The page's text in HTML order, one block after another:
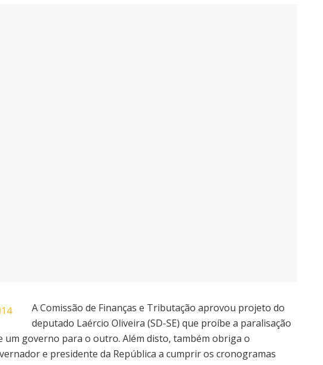
A Comissão de Finanças e Tributação aprovou projeto do
deputado Laércio Oliveira (SD-SE) que proíbe a paralisação
um governo para o outro. Além disto, também obriga o
e presidente da República a cumprir os cronogramas